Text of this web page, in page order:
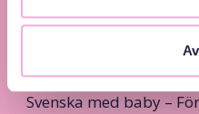
Svenska med baby –